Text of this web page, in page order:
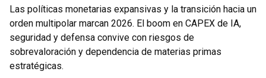
Las políticas monetarias expansivas y la transición hacia un
orden multipolar marcan 2026. El boom en CAPEX de IA,
seguridad y defensa convive con riesgos de
sobrevaloración y dependencia de materias primas
estratégicas.